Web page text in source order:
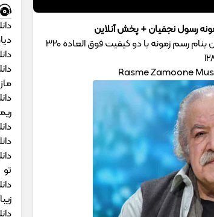
رسول نجفیان + پخش آنلاین
با موزیک تار همراه باشید با اهنگ رسول نجفیان بنام رسم زمونه با دو کیفیت فوق العاده 320
Rasme Zamoone
تو